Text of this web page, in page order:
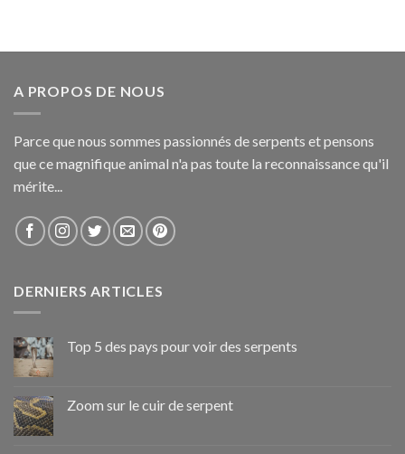
A PROPOS DE NOUS
Parce que nous sommes passionnés de serpents et pensons
que ce magnifique animal n'a pas toute la reconnaissance qu'il
mérite...
DERNIERS ARTICLES
Top 5 des pays pour voir des serpents
Zoom sur le cuir de serpent